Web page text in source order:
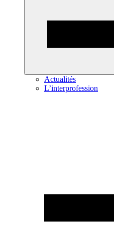
Actualités
L’interprofession